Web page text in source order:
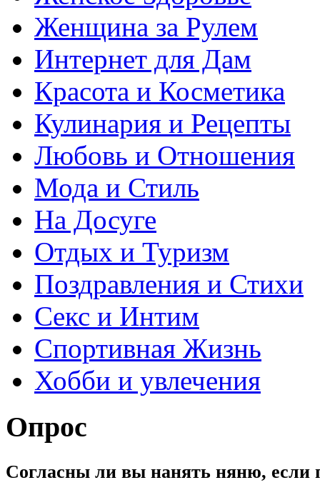
Женщина за Рулем
Интернет для Дам
Красота и Косметика
Кулинария и Рецепты
Любовь и Отношения
Мода и Стиль
На Досуге
Отдых и Туризм
Поздравления и Стихи
Секс и Интим
Спортивная Жизнь
Хобби и увлечения
Опрос
Согласны ли вы нанять няню, если